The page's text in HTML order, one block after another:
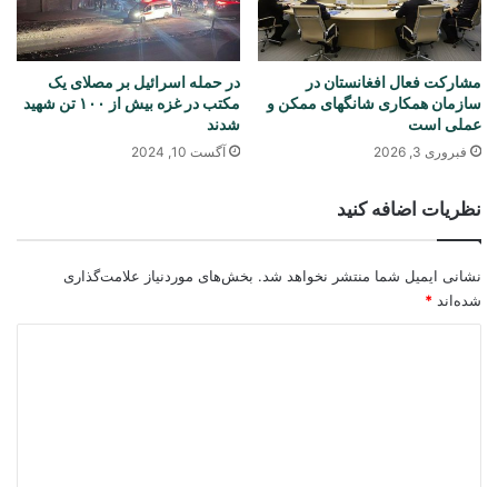
مشارکت فعال افغانستان در
سازمان همکاری شانگهای ممکن و
عملی است
فبروری 3, 2026
در حمله اسرائيل بر مصلای یک
مکتب در غزه بیش از ۱۰۰ تن شهید
شدند
آگست 10, 2024
نظریات اضافه کنید
نشانی ایمیل شما منتشر نخواهد شد. بخش‌های موردنیاز علامت‌گذاری
شده‌اند *